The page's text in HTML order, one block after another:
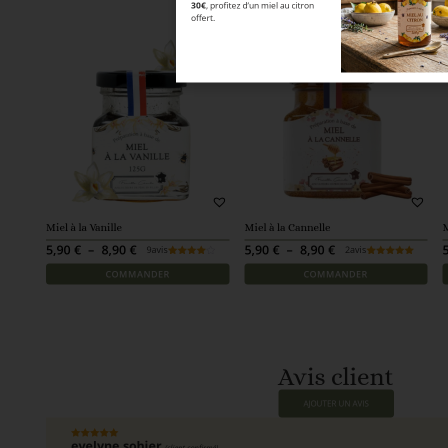
Miel à la Vanille
5,90 € – 8,90 € 9avis
Noté4.67
sur 5
9
COMMANDER
Miel à la Cannelle
5,90 € – 8,90 € 2avis
Noté5.00
sur 5
2
COMMANDER
Avis client
AJOUTER UN AVIS
Note 5sur
30€, profitez d’un miel au citron
offert.